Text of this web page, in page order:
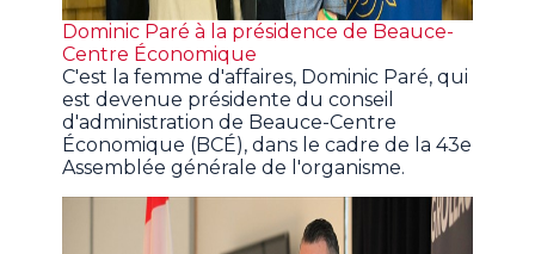
Dominic Paré à la présidence de Beauce-
Centre Économique
C'est la femme d'affaires, Dominic Paré, qui
est devenue présidente du conseil
d'administration de Beauce-Centre
Économique (BCÉ), dans le cadre de la 43e
Assemblée générale de l'organisme.